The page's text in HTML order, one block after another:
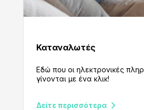
Καταναλωτές
Εδώ που οι ηλεκτρονικές
γίνονται με ένα κλικ!
Δείτε περισσότερα